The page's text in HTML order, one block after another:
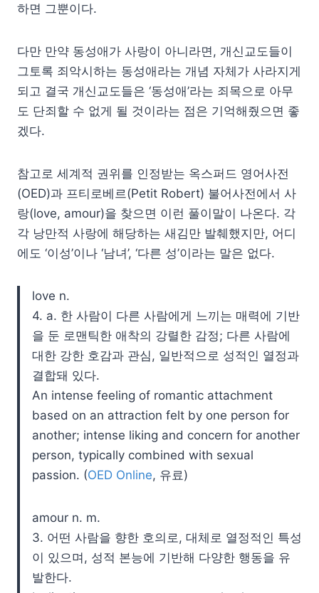
하면 그뿐이다.
다만 만약 동성애가 사랑이 아니라면, 개신교도들이
그토록 죄악시하는 동성애라는 개념 자체가 사라지게
되고 결국 개신교도들은 ‘동성애’라는 죄목으로 아무
도 단죄할 수 없게 될 것이라는 점은 기억해줬으면 좋
겠다.
참고로 세계적 권위를 인정받는 옥스퍼드 영어사전
(OED)과 프티로베르(Petit Robert) 불어사전에서 사
랑(love, amour)을 찾으면 이런 풀이말이 나온다. 각
각 낭만적 사랑에 해당하는 새김만 발췌했지만, 어디
에도 ‘이성’이나 ‘남녀’, ‘다른 성’이라는 말은 없다.
love n.
4. a. 한 사람이 다른 사람에게 느끼는 매력에 기반
을 둔 로맨틱한 애착의 강렬한 감정; 다른 사람에
대한 강한 호감과 관심, 일반적으로 성적인 열정과
결합돼 있다.
An intense feeling of romantic attachment
based on an attraction felt by one person for
another; intense liking and concern for another
person, typically combined with sexual
passion. (OED Online, 유료)
amour n. m.
3. 어떤 사람을 향한 호의로, 대체로 열정적인 특성
이 있으며, 성적 본능에 기반해 다양한 행동을 유
발한다.